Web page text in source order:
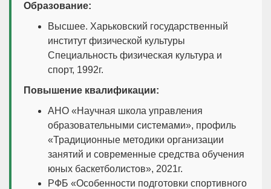
Образование:
Высшее. Харьковский государственный
институт физической культуры
Специальность физическая культура и
спорт, 1992г.
Повышение квалификации:
АНО «Научная школа управления
образовательными системами», профиль
«Традиционные методики организации
занятий и современные средства обучения
юных баскетболистов», 2021г.
РФБ «Особенности подготовки спортивного